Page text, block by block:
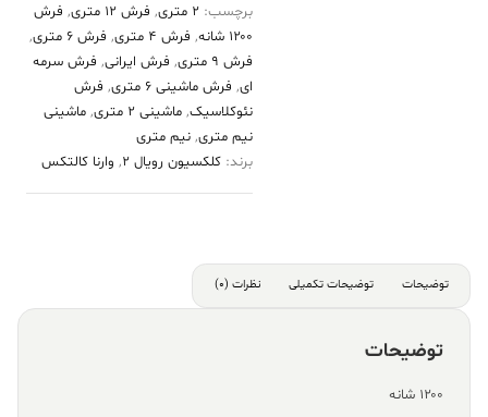
طرح
دلارا
سرمه‌ای
حاشیه
لاکی
برچسب: 2 متری , فرش 12 متری , فرش
۱۲۰۰ شانه
, فرش 4 متری , فرش 6 متری
,
فرش 9 متری
, فرش ایرانی, فرش سرمه
ای, فرش ماشینی 6 متری , فرش
نئوکلاسیک, ماشینی 2 متری , ماشینی
نیم متری, نیم متری
برند: کلکسیون رویال 2 , وارنا کالتکس
توضیحات توضیحات تکمیلی نظرات (0)
توضیحات
۱۲۰۰ شانه